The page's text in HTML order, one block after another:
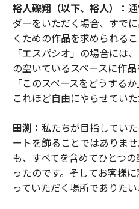
裕人礫翔（以下、裕人）：
ダーをいただく場合、すで
くための作品を求められる
「エスパシオ」の場合には
の空いているスペースに作
「このスペースをどうす
これほど自由にやらせてい
田渕： 私たちが目指してい
ートを飾ることではありま
も、すべてを含めてひとつ
ったのです。そしてお客様
っていただく場所でありたい